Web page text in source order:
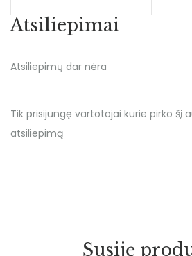
Atsiliepimai
Atsiliepimų dar nėra
Tik prisijungę vartotojai kurie pirko šį
atsiliepimą
Susiję